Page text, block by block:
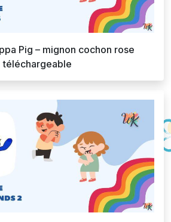
Pig – mignon cochon rose
téléchargeable